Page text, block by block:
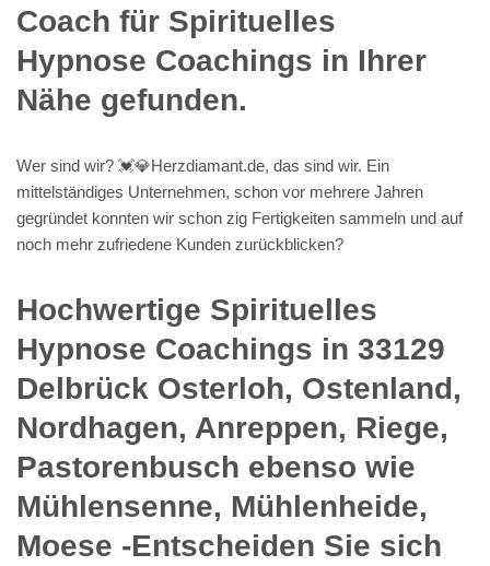
Coach für Spirituelles
Hypnose Coachings in Ihrer
Nähe gefunden.
Wer sind wir? 💓️💎Herzdiamant.de, das sind wir. Ein
mittelständiges Unternehmen, schon vor mehrere Jahren
gegründet konnten wir schon zig Fertigkeiten sammeln und auf
noch mehr zufriedene Kunden zurückblicken?
Hochwertige Spirituelles
Hypnose Coachings in 33129
Delbrück Osterloh, Ostenland,
Nordhagen, Anreppen, Riege,
Pastorenbusch ebenso wie
Mühlensenne, Mühlenheide,
Moese -Entscheiden Sie sich